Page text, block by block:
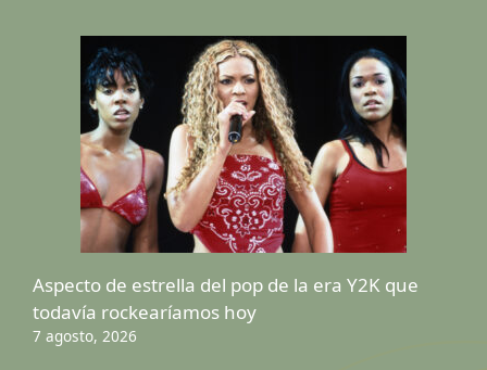
Aspecto de estrella del pop de la era Y2K que
todavía rockearíamos hoy
7 agosto, 2026